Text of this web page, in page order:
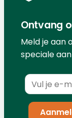
Ontvang
Meld je aan
speciale